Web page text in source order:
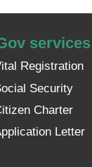
services
Registration
Security
Charter
Letter